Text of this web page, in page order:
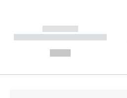
------------
----------- ----------- --------